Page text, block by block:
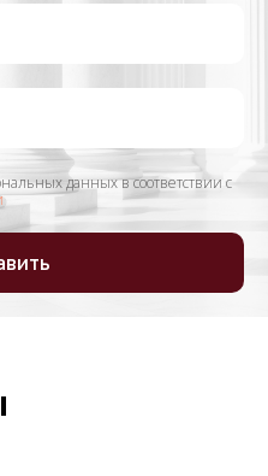
данных в соответствии с